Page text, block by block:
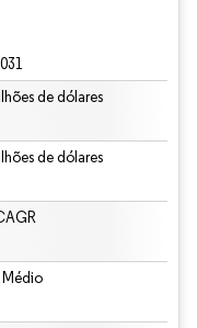
de dólares
de dólares